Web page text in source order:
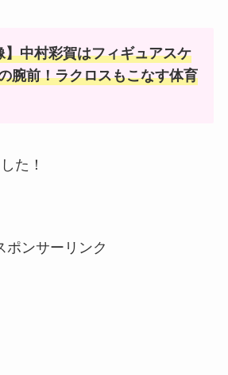
】中村彩賀はフィギュアスケ
腕前！ラクロスもこなす体育
た！
ポンサーリンク